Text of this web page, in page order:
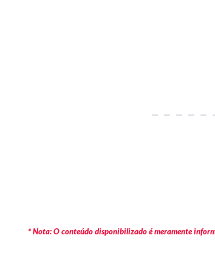
* Nota: O conteúdo disponibilizado é meramente